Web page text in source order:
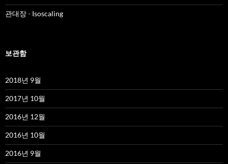
관대장- Isoscaling
보관함
2018년 9월
2017년 10월
2016년 12월
2016년 10월
2016년 9월